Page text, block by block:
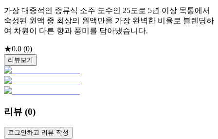
가장 대중적인 증류식 소주 도수인 25도로 5년 이상 목통에서
숙성된 원액 중 최상의 원액만을 가장 완벽한 비율로 블렌딩하
여 차원이 다른 향과 풍미를 담아냈습니다.
★0.0 (0)
리뷰보기
리뷰 (0)
로그인하고 리뷰 작성